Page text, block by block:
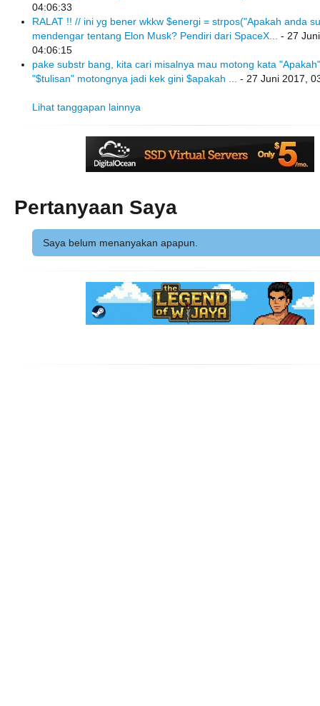
04:06:33
RALAT !! // ini yg bener wkkw $energi = strpos("Apakah anda
mendengar tentang Elon Musk? Pendiri dari SpaceX... - 27
04:06:15
pake substr bang, kita cari misalnya mau motong kata
"$tulisan" motongnya jadi kek gini $apakah ... - 27 Juni 2017,
Lihat tanggapan lainnya
Pertanyaan Saya
Saya belum menanyakan apapun.